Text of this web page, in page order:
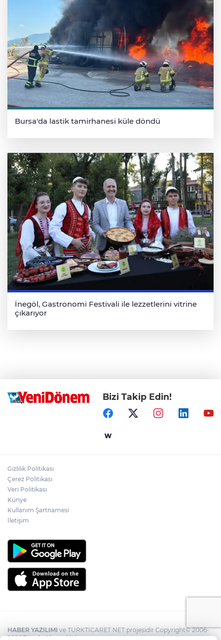
Bursa'da lastik tamirhanesi küle döndü
İnegöl, Gastronomi Festivali ile lezzetlerini vitrine
çıkarıyor
Bizi Takip Edin!
Gizlilik Politikası
Çerez Politikası
Veri Politikası
Künye
Kullanım Şartnamesi
İletişim
HABER YAZILIMI ve TURKTICARET.NET projesidir Copyright© 2006-
2026 Tüm hakları saklıdır.